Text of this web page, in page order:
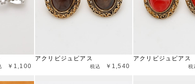
￥1,100
アクリビジュピアス
￥1,540
アクリビジュピアス